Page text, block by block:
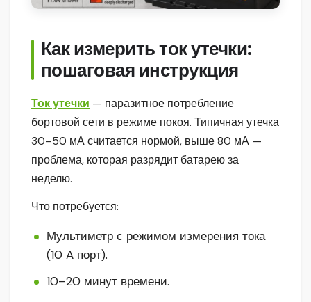
Как измерить ток утечки:
пошаговая инструкция
Ток утечки — паразитное потребление
бортовой сети в режиме покоя. Типичная утечка
30–50 мА считается нормой, выше 80 мА —
проблема, которая разрядит батарею за
неделю.
Что потребуется:
Мультиметр с режимом измерения тока
(10 A порт).
10–20 минут времени.